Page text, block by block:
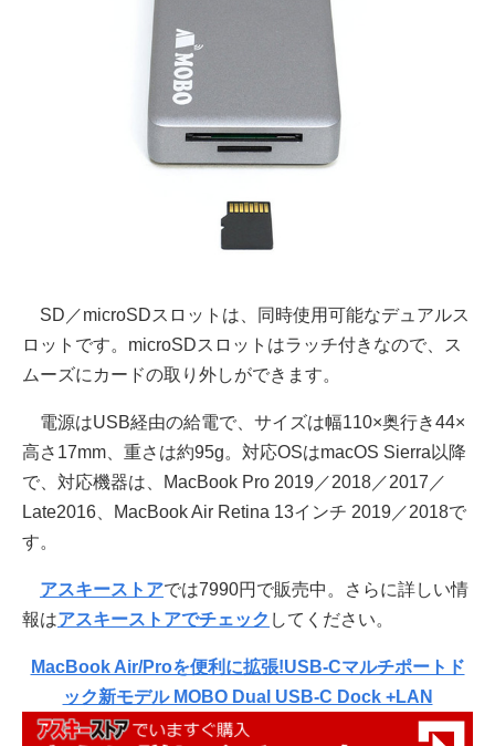
SD／microSDスロットは、同時使用可能なデュアルス
ロットです。microSDスロットはラッチ付きなので、ス
ムーズにカードの取り外しができます。
電源はUSB経由の給電で、サイズは幅110×奥行き44×
高さ17mm、重さは約95g。対応OSはmacOS Sierra以降
で、対応機器は、MacBook Pro 2019／2018／2017／
Late2016、MacBook Air Retina 13インチ 2019／2018で
す。
アスキーストアでは7990円で販売中。さらに詳しい情
報はアスキーストアでチェック してください。
MacBook Air/Proを便利に拡張!USB-Cマルチポートド
ック新モデル MOBO Dual USB-C Dock +LAN